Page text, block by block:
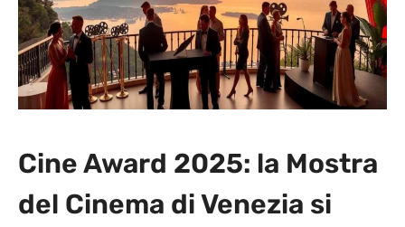
Cine Award 2025: la Mostra
del Cinema di Venezia si